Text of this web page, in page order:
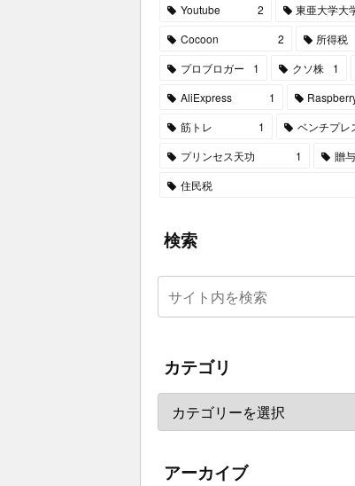
Youtube
2 東亜大学大
Cocoon
2 所得税
プロブロガー
1 クソ株 1
AliExpress
1
筋トレ
1 ベンチプレ
プリンセス天功
1 贈
住民税
検索
カテゴリ
アーカイブ